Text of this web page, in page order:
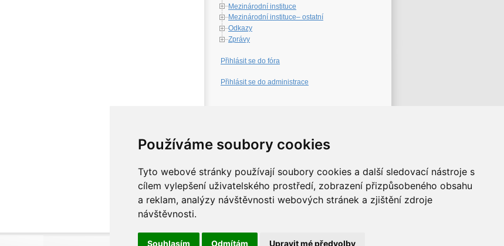
Používáme soubory cookies
Tyto webové stránky používají soubory cookies a další sledovací nástroje s
cílem vylepšení uživatelského prostředí, zobrazení přizpůsobeného obsahu
a reklam, analýzy návštěvnosti webových stránek a zjištění zdroje
návštěvnosti.
Souhlasím Odmítám Upravit mé předvolby
Mezinárodní instituce
Mezinárodní instituce– ostatní
Odkazy
Zprávy
Přihlásit se do fóra
Přihlásit se do administrace